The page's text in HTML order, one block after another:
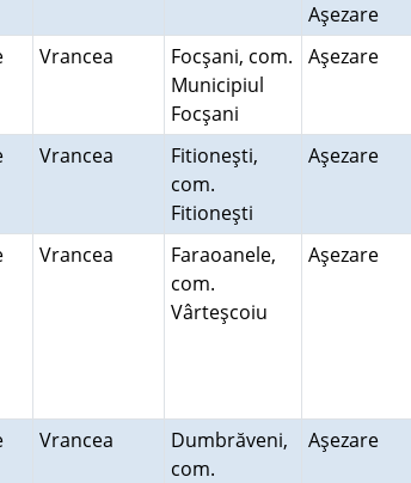
Aşezare
Vrancea
Focşani, com.
Municipiul
Focşani
Aşezare
Vrancea
Fitioneşti,
com.
Fitioneşti
Aşezare
Vrancea
Faraoanele,
com.
Vârteşcoiu
Aşezare
Vrancea
Dumbrăveni,
com.
Aşezare